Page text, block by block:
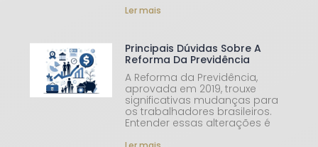
Ler mais
Principais Dúvidas Sobre A
Reforma Da Previdência
A Reforma da Previdência,
aprovada em 2019, trouxe
significativas mudanças para
os trabalhadores brasileiros.
Entender essas alterações é